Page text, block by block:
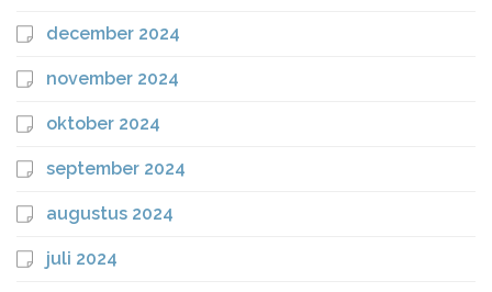
december 2024
november 2024
oktober 2024
september 2024
augustus 2024
juli 2024